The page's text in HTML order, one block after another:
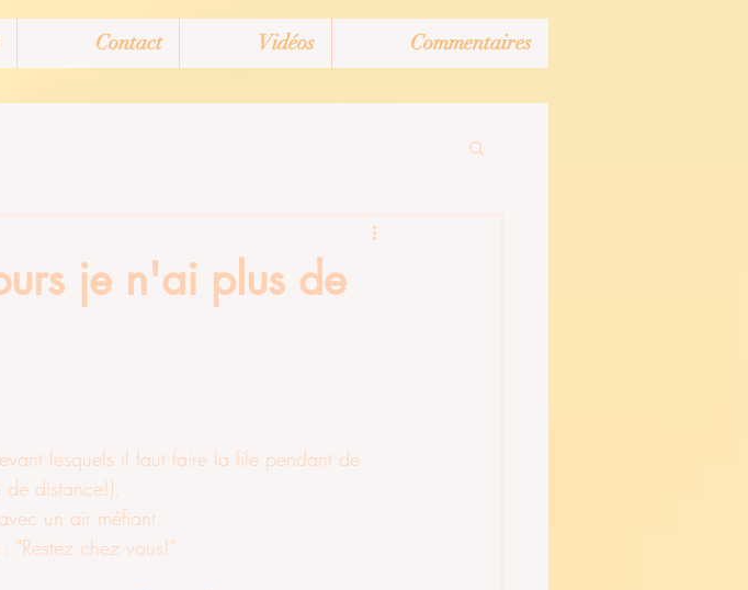
Contact Vidéos Commentaires
je n'ai plus de
lesquels il faut faire la file pendant de
distance!).
un air méfiant.
"Restez chez vous!"